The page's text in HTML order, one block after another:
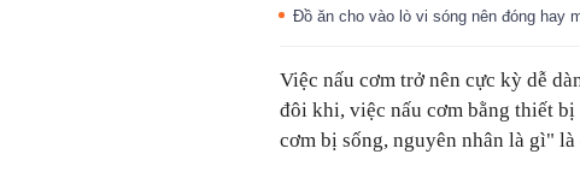
Đồ ăn cho vào lò vi sóng nên đóng hay
Việc nấu cơm trở nên cực kỳ dễ
đôi khi, việc nấu cơm bằng thiết
cơm bị sống, nguyên nhân là gì"